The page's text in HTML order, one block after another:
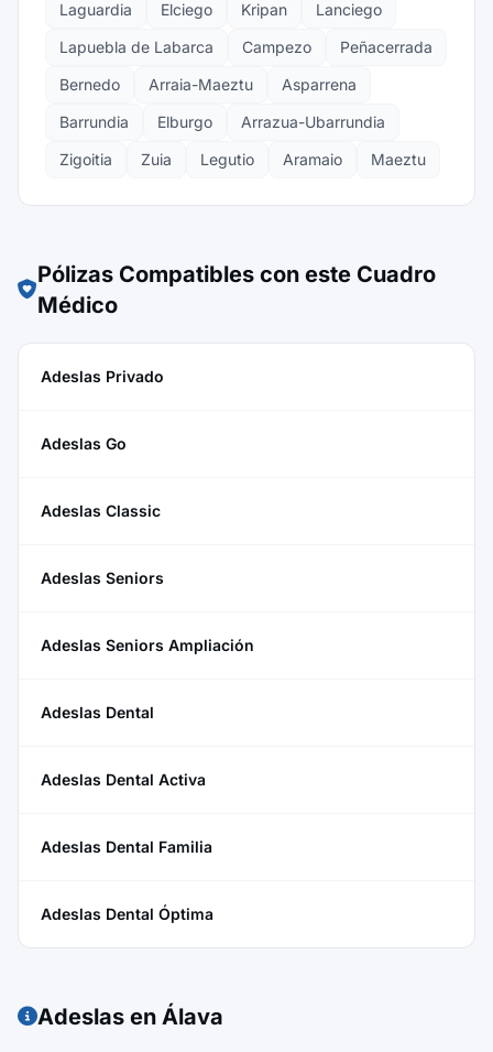
Laguardia Elciego Kripan
Lanciego
Lapuebla de Labarca
Campezo
Peñacerrada
Bernedo
Arraia-Maeztu
Asparrena
Barrundia
Elburgo
Arrazua-Ubarrundia
Zigoitia
Zuia Legutio Aramaio Maeztu
Pólizas Compatibles con este Cuadro
Médico
Adeslas Privado
Adeslas Go
Adeslas Classic
Adeslas Seniors
Adeslas Seniors Ampliación
Adeslas Dental
Adeslas Dental Activa
Adeslas Dental Familia
Adeslas Dental Óptima
Adeslas en Álava